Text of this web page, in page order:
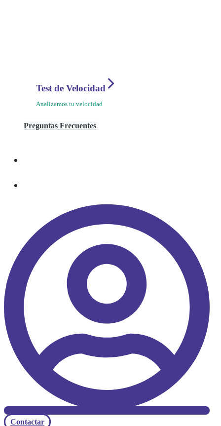
Test de Velocidad
Analizamos tu velocidad
Preguntas Frecuentes
Contactar